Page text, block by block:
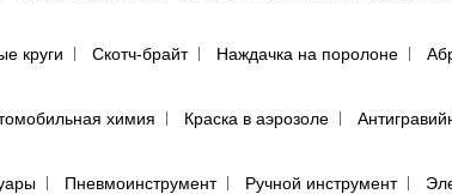
круги Скотч-брайт Наждачка на поролоне
химия Краска в аэрозоле
Пневмоинструмент Ручной инструмент